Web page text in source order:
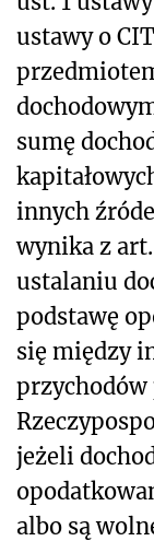
ustawy o
sumę
innych
wynika z
ustalaniu
podstawę
się między
przychodów
jeżeli
albo są